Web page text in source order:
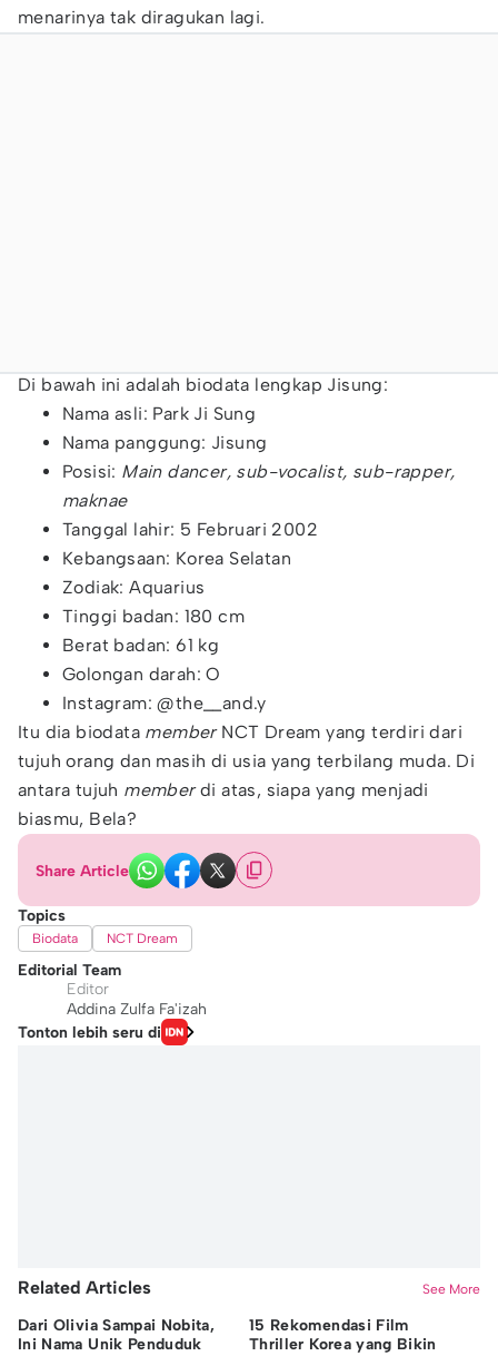
menarinya tak diragukan lagi.
Di bawah ini adalah biodata lengkap Jisung:
Nama asli: Park Ji Sung
Nama panggung: Jisung
Posisi: Main dancer, sub-vocalist, sub-rapper,
maknae
Tanggal lahir: 5 Februari 2002
Kebangsaan: Korea Selatan
Zodiak: Aquarius
Tinggi badan: 180 cm
Berat badan: 61 kg
Golongan darah: O
Instagram: @the__and.y
Itu dia biodata memberNCT Dream yang terdiri dari
tujuh orang dan masih di usia yang terbilang muda. Di
antara tujuh memberdi atas, siapa yang menjadi
biasmu, Bela?
Share Article
Topics
Biodata NCT Dream
Editorial Team
Editor
Addina Zulfa Fa'izah
Tonton lebih seru di
Related Articles See More
Dari Olivia Sampai Nobita,
Ini Nama Unik Penduduk
15 Rekomendasi Film
Thriller Korea yang Bikin